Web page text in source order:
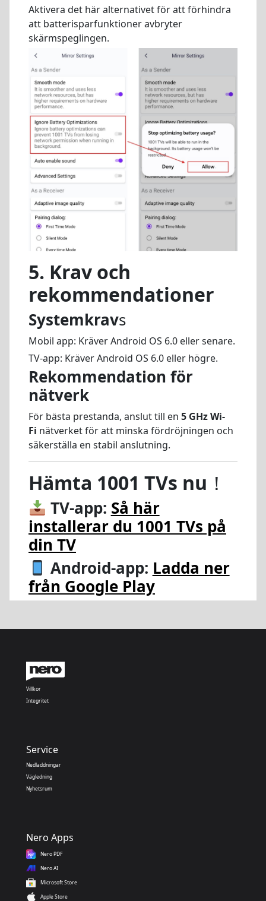
Aktivera det här alternativet för att förhindra
att batterisparfunktioner avbryter
skärmspeglingen.
5. Krav och
rekommendationer
Systemkravs
Mobil app: Kräver Android OS 6.0 eller senare.
TV-app: Kräver Android OS 6.0 eller högre.
Rekommendation för
nätverk
För bästa prestanda, anslut till en 5 GHz Wi-
Fi nätverket för att minska fördröjningen och
säkerställa en stabil anslutning.
Hämta 1001 TVs nu ！
TV-app: Så här
installerar du 1001 TVs på
din TV
Android-app: Ladda ner
från Google Play
Villkor
Integritet
Service
Nedladdningar
Vägledning
Nyhetsrum
Nero Apps
Nero PDF
Nero AI
Microsoft Store
Apple Store